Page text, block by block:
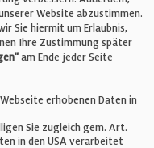
Website abzustimmen.
Sie hiermit um Erlaubnis,
Ihre Zustimmung später
am Ende jeder Seite
erhobenen Daten in
Sie zugleich gem. Art.
in den USA verarbeitet